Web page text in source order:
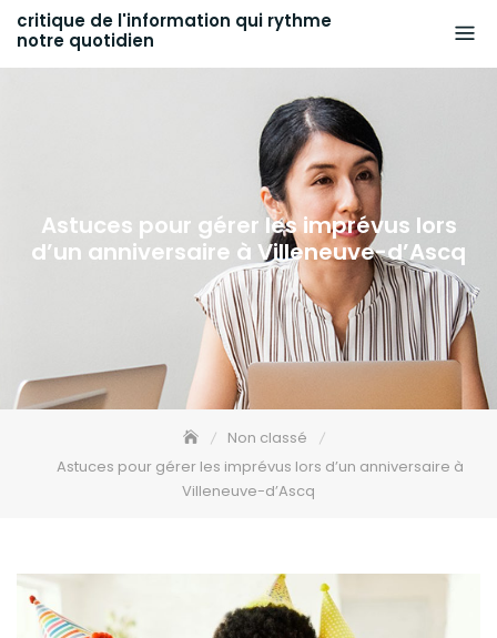
Skip
content
critique de l'information qui rythme
notre quotidien
Astuces pour gérer les imprévus lors
d’un anniversaire à Villeneuve-d’Ascq
Non classé
Astuces pour gérer les imprévus lors d’un anniversaire à
Villeneuve-d’Ascq